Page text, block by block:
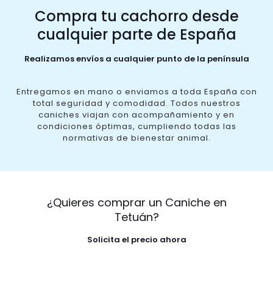
Compra tu cachorro desde
cualquier parte de España
Realizamos envíos a cualquier punto de la península
Entregamos en mano o enviamos a toda España con
total seguridad y comodidad. Todos nuestros
caniches viajan con acompañamiento y en
condiciones óptimas, cumpliendo todas las
normativas de bienestar animal.
¿Quieres comprar un Caniche en
Tetuán?
Solicita el precio ahora